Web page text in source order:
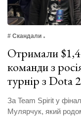
# Скандали
Отримали $1,4
команди з
турнір з Dota 2
За Team Spirit у
Мулярчук, який